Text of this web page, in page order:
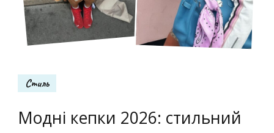
Стиль
Модні кепки 2026: стильний